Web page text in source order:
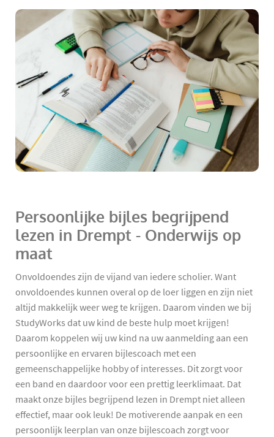
Persoonlijke bijles begrijpend
lezen in Drempt - Onderwijs op
maat
Onvoldoendes zijn de vijand van iedere scholier. Want
onvoldoendes kunnen overal op de loer liggen en zijn niet
altijd makkelijk weer weg te krijgen. Daarom vinden we bij
StudyWorks dat uw kind de beste hulp moet krijgen!
Daarom koppelen wij uw kind na uw aanmelding aan een
persoonlijke en ervaren bijlescoach met een
gemeenschappelijke hobby of interesses. Dit zorgt voor
een band en daardoor voor een prettig leerklimaat. Dat
maakt onze bijles begrijpend lezen in Drempt niet alleen
effectief, maar ook leuk! De motiverende aanpak en een
persoonlijk leerplan van onze bijlescoach zorgt voor